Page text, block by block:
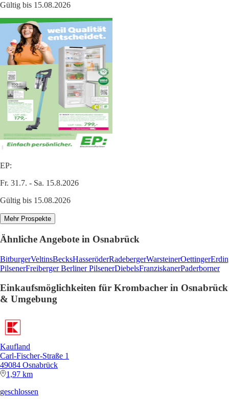
Gültig bis 15.08.2026
EP:
Fr. 31.7. - Sa. 15.8.2026
Gültig bis 15.08.2026
Mehr Prospekte
Ähnliche Angebote in Osnabrück
BitburgerVeltinsBecksHasseröderRadebergerWarsteinerOettinger
PilsenerFreibergerBerliner PilsenerDiebelsFranziskanerPaderborner
Einkaufsmöglichkeiten für Krombacher in Osnabrück
& Umgebung
Kaufland
Carl-Fischer-Straße 1
49084 Osnabrück
1,97 km
geschlossen